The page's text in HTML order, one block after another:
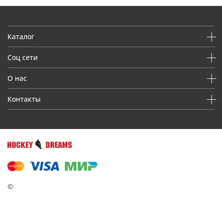
Каталог
Соц сети
О нас
Контакты
©